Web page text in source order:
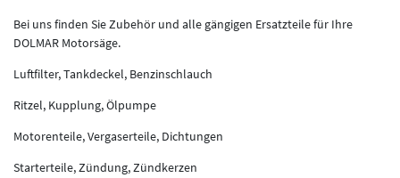
Bei uns finden Sie Zubehör und alle gängigen Ersatzteile für Ihre
DOLMAR Motorsäge.
Luftfilter, Tankdeckel, Benzinschlauch
Ritzel, Kupplung, Ölpumpe
Motorenteile, Vergaserteile, Dichtungen
Starterteile, Zündung, Zündkerzen